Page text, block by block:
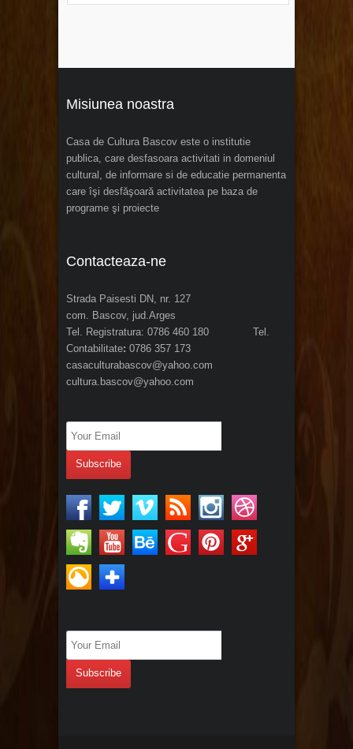
Misiunea noastra
Casa de Cultura Bascov este o institutie
publica, care desfasoara activitati in domeniul
cultural, de informare si de educatie permanenta
care îşi desfăşoară activitatea pe baza de
programe şi proiecte
Contacteaza-ne
Strada Paisesti DN, nr. 127
com. Bascov, jud.Arges
Tel. Registratura: 0786 460 180 Tel.
Contabilitate: 0786 357 173
casaculturabascov@yahoo.com
cultura.bascov@yahoo.com